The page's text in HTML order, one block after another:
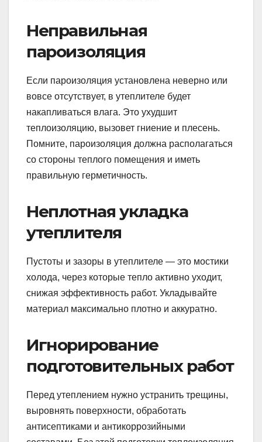
Неправильная
пароизоляция
Если пароизоляция установлена неверно или
вовсе отсутствует, в утеплителе будет
накапливаться влага. Это ухудшит
теплоизоляцию, вызовет гниение и плесень.
Помните, пароизоляция должна располагаться
со стороны теплого помещения и иметь
правильную герметичность.
Неплотная укладка
утеплителя
Пустоты и зазоры в утеплителе — это мостики
холода, через которые тепло активно уходит,
снижая эффективность работ. Укладывайте
материал максимально плотно и аккуратно.
Игнорирование
подготовительных работ
Перед утеплением нужно устранить трещины,
выровнять поверхности, обработать
антисептиками и антикоррозийными